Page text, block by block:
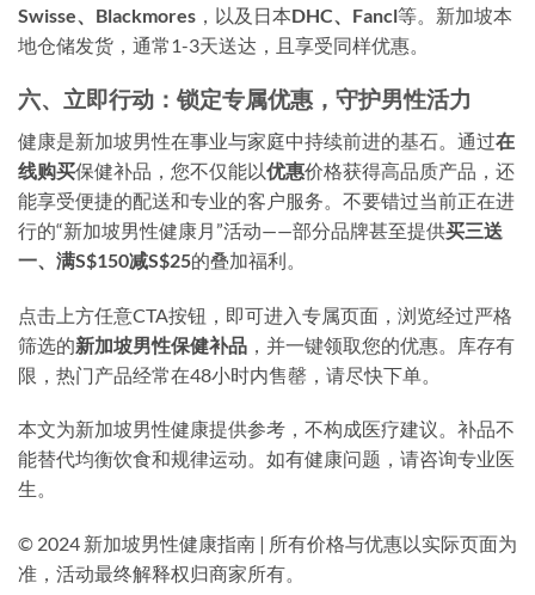
Swisse、Blackmores ，以及日本DHC、Fancl等。新加坡本
地仓储发货，通常1-3天送达，且享受同样优惠。
六、立即行动：锁定专属优惠，守护男性活力
健康是新加坡男性在事业与家庭中持续前进的基石。通过在
线购买保健补品，您不仅能以优惠价格获得高品质产品，还
能享受便捷的配送和专业的客户服务。不要错过当前正在进
行的“新加坡男性健康月”活动——部分品牌甚至提供买三送
一、满S$150减S$25的叠加福利。
点击上方任意CTA按钮，即可进入专属页面，浏览经过严格
筛选的新加坡男性保健补品 ，并一键领取您的优惠。库存有
限，热门产品经常在48小时内售罄，请尽快下单。
本文为新加坡男性健康提供参考，不构成医疗建议。补品不
能替代均衡饮食和规律运动。如有健康问题，请咨询专业医
生。
© 2024 新加坡男性健康指南 | 所有价格与优惠以实际页面为
准，活动最终解释权归商家所有。